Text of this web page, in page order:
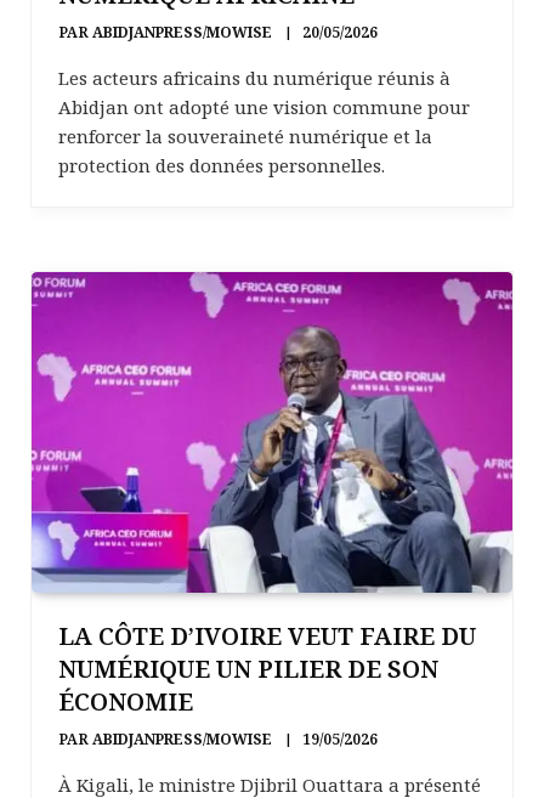
PARABIDJANPRESS/MOWISE 20/05/2026
Les acteurs africains du numérique réunis à
Abidjan ont adopté une vision commune pour
renforcer la souveraineté numérique et la
protection des données personnelles.
LA CÔTE D’IVOIRE VEUT FAIRE DU
NUMÉRIQUE UN PILIER DE SON
ÉCONOMIE
PARABIDJANPRESS/MOWISE 19/05/2026
À Kigali, le ministre Djibril Ouattara a présenté